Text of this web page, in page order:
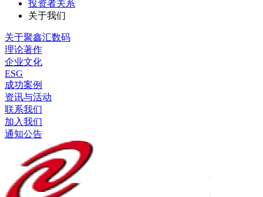
投资者关系
关于我们
关于聚鑫汇数码
理论著作
企业文化
ESG
成功案例
资讯与活动
联系我们
加入我们
通知公告